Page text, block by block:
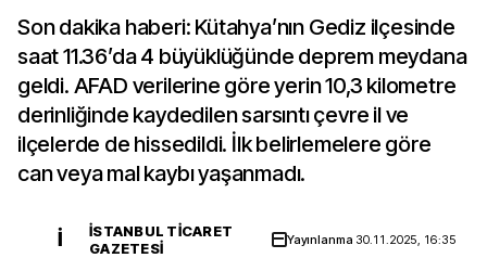
Son dakika haberi: Kütahya’nın Gediz ilçesinde
saat 11.36’da 4 büyüklüğünde deprem meydana
geldi. AFAD verilerine göre yerin 10,3 kilometre
derinliğinde kaydedilen sarsıntı çevre il ve
ilçelerde de hissedildi. İlk belirlemelere göre
can veya mal kaybı yaşanmadı.
İ
İSTANBUL TICARET
GAZETESI
Yayınlanma 30.11.2025, 16:35